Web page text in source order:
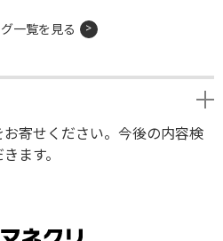
一覧を見る
寄せください。今後の内容検
ます。